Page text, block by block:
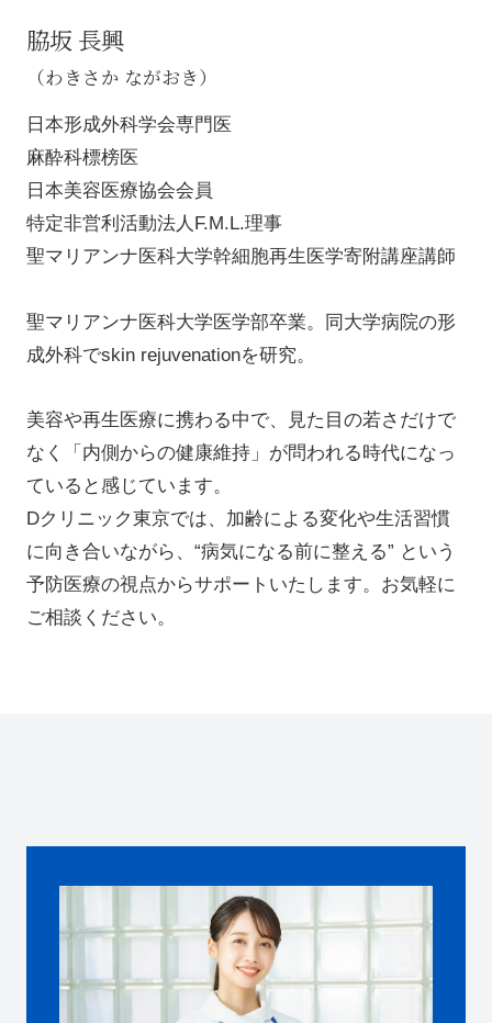
脇坂 長興
（わきさか ながおき）
日本形成外科学会専門医
麻酔科標榜医
日本美容医療協会会員
特定非営利活動法人F.M.L.理事
聖マリアンナ医科大学幹細胞再生医学寄附講座講師
聖マリアンナ医科大学医学部卒業。同大学病院の形
成外科でskin rejuvenationを研究。
美容や再生医療に携わる中で、見た目の若さだけで
なく「内側からの健康維持」が問われる時代になっ
ていると感じています。
Dクリニック東京では、加齢による変化や生活習慣
に向き合いながら、“病気になる前に整える” という
予防医療の視点からサポートいたします。お気軽に
ご相談ください。